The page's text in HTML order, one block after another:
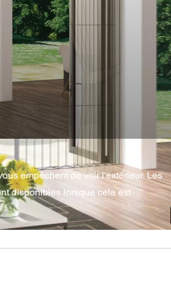
empêchent de voir l'extérieur. Les
disponibles lorsque cela est